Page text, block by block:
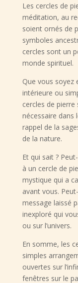
Les cercles de
méditation, au
soient ornés de
symboles
cercles sont un
monde spirituel.
Que vous soyez
intérieure ou
cercles de
nécessaire dans
rappel de la
de la nature.
Et qui sait ?
à un cercle de
mystique qui a
avant vous.
message laissé
inexploré qui
ou sur l’univers.
En somme, les
simples
ouvertes sur
fenêtres sur le